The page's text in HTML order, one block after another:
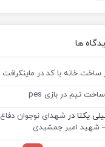
ها
ساخت خانه با کد در ماینکرافت
ساخت تیم در بازی pes
یکتا درشهدای نوجوان دفاع
امیر جمشیدی